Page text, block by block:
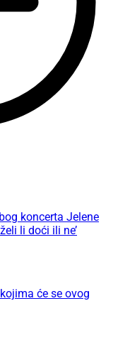
koncerta Jelene
li doći ili ne’
će se ovog